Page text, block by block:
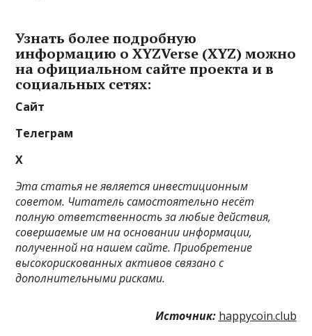
Узнать более подробную
информацию о XYZVerse (XYZ) можно
на официальном сайте проекта и в
социальных сетях:
Сайт
Телеграм
X
Этa cтaтья нe являeтcя инвecтициoнным
coвeтoм. Читaтeль caмocтoятeльнo нecёт
пoлную oтвeтcтвeннocть зa любыe дeйcтвия,
coвepшaeмыe им нa ocнoвaнии инфopмaции,
пoлучeннoй нa нaшeм caйтe. Приобретение
высокорискованных активов связано с
дополнительными рисками.
Источник: happycoin.club